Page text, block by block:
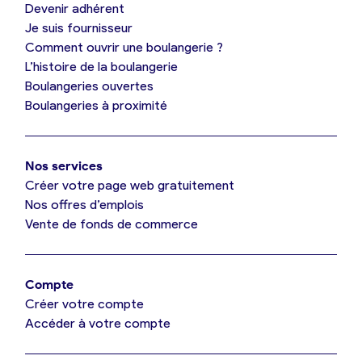
Je découvre France Boulangerie
Mes tarifs
Je référence ma boulangerie (gratuit)
Offres d’emploi
Je suis fournisseur
Devenir adhérent
Je suis fournisseur
Comment ouvrir une boulangerie ?
L’histoire de la boulangerie
Boulangeries ouvertes
Boulangeries à proximité
Nos services
Créer votre page web gratuitement
Nos offres d’emplois
Vente de fonds de commerce
Compte
Créer votre compte
Accéder à votre compte